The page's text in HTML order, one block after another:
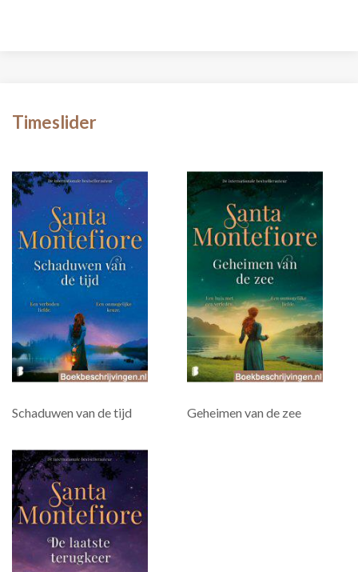
Timeslider
Schaduwen van de tijd Geheimen van de zee